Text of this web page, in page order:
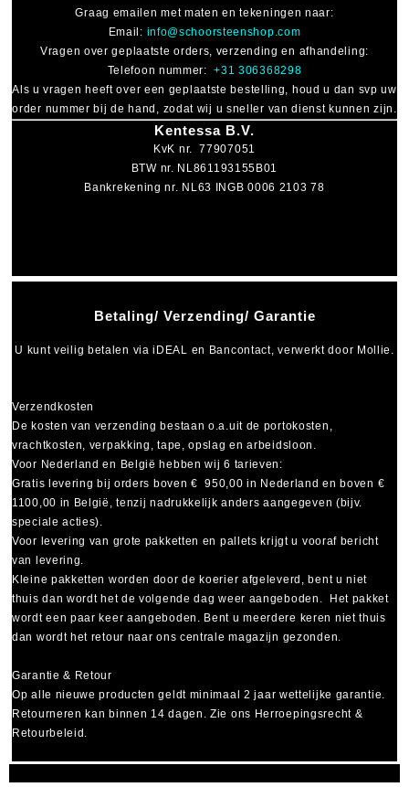
Betaling/ Verzending/ Garantie
U kunt veilig betalen viaiDEAL en Bancontact, verwerkt door Mollie.
Verzendkosten
De kosten van verzending bestaan o.a.uit de portokosten,
vrachtkosten, verpakking, tape, opslag en arbeidsloon.
Voor Nederland en België hebben wij 6 tarieven:
Gratis levering bij orders boven € 950,00 in Nederland en boven €
1100,00 in België, tenzij nadrukkelijk anders aangegeven (bijv.
speciale acties).
Voor levering van grote pakketten en pallets krijgt u vooraf bericht
van levering.
Kleine pakketten worden door de koerier afgeleverd, bent u niet
thuis dan wordt het de volgende dag weer aangeboden. Het pakket
wordt een paar keer aangeboden. Bent u meerdere keren niet thuis
dan wordt het retour naar ons centrale magazijn gezonden.
Garantie & Retour
Op alle nieuwe producten geldt minimaal2 jaar wettelijke garantie.
Retourneren kan binnen 14 dagen. Zie ons Herroepingsrecht &
Retourbeleid.
Graag emailen met maten en tekeningen naar:
Email: info@schoorsteenshop.com
Vragen over geplaatste orders, verzending en afhandeling:
Telefoon nummer:+31 306368298
Als u vragen heeft over een geplaatste bestelling, houd u dan svp uw
order nummer bij de hand, zodat wij u sneller van dienst kunnen zijn.
Kentessa B.V.
KvK nr. 77907051
BTW nr. NL861193155B01
Bankrekening nr. NL63 INGB 0006 2103 78